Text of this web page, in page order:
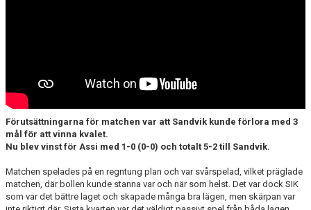
Förutsättningarna för matchen var att Sandvik kunde förlora med 3
mål för att vinna kvalet.
Nu blev vinst för Assi med 1-0 (0-0) och totalt 5-2 till Sandvik.
Matchen spelades på en regntung plan och var svårspelad, vilket präglade
matchen, där bollen kunde stanna var och när som helst. Det var dock SIK
som var det bättre laget och skapade många bra lägen, men skärpan var